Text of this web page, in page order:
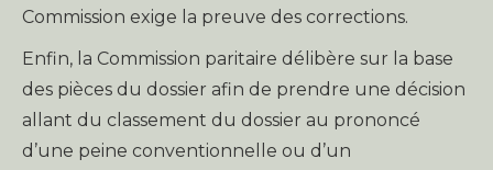
Commission exige la preuve des corrections.
Enfin, la Commission paritaire délibère sur la base
des pièces du dossier afin de prendre une décision
allant du classement du dossier au prononcé
d’une peine conventionnelle ou d’un